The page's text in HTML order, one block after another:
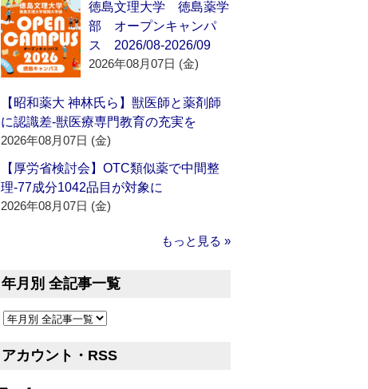
徳島文理大学 徳島薬学
部 オープンキャンパ
ス 2026/08-2026/09
2026年08月07日 (金)
【昭和薬大 神林氏ら】獣医師と薬剤師
に認識差‐獣医療専門教育の充実を
2026年08月07日 (金)
【厚労省検討会】OTC類似薬で中間整
理‐77成分1042品目が対象に
2026年08月07日 (金)
もっと見る »
年月別 全記事一覧
アカウント・RSS